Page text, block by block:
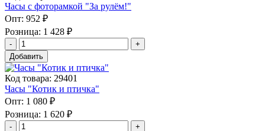
Часы с фоторамкой "За рулём!"
Опт: 952 ₽
Розница: 1 428 ₽
Добавить
Код товара: 29401
Часы "Котик и птичка"
Опт: 1 080 ₽
Розница: 1 620 ₽